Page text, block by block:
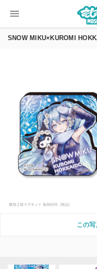
menu
SNOW MIKU×KUROMI
この